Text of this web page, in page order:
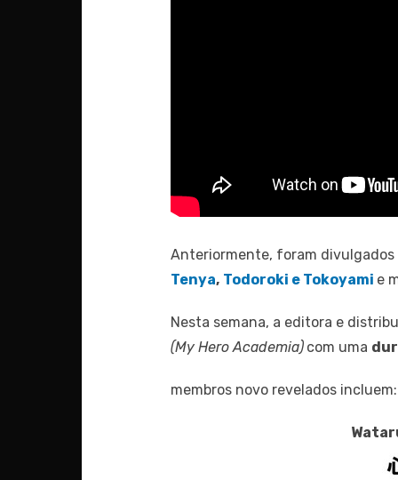
Anteriormente, foram divulgados
Tenya, Todoroki e Tokoyami e
Nesta semana, a editora e
(My Hero Academia) com uma
membros novo revelados incluem: